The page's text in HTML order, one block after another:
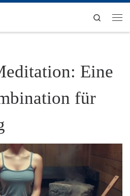
Search
Eine
für